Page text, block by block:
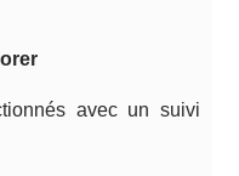
avec un suivi